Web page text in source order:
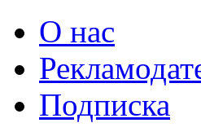
О нас
Подписка